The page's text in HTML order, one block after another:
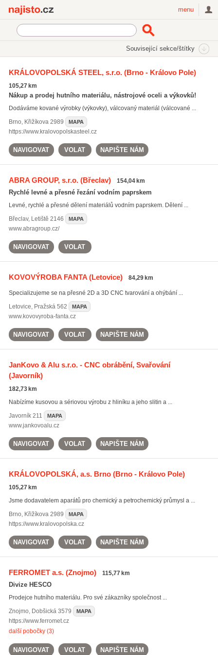
menu
Související sekce/štítky
Najisto.cz dělení kovových materiálů
dělení kovových materiálů
kovové výrobky(589)
KRÁLOVOPOLSKÁ STEEL, s.r.o.(Brno - Královo Pole)
105,27 km
Nákup a prodej hutního materiálu, nástrojové oceli a výkovků!
Dodáváme kované výrobky (výkovky), válcovaný materiál (válcované ...
Brno, Křižíkova 2989 MAPA
https://www.kralovopolskasteel.cz
NAVIGOVAT VOLAT NAPIŠTE NÁM
ABRA GROUP, s.r.o.(Břeclav) 154,04 km
Rychlé levné a přesné řezání vodním paprskem
Levné, rychlé a přesné dělení materiálů vodním paprskem. Dělení ...
Břeclav, Letiště 2146 MAPA
www.abragroup.cz/
NAVIGOVAT VOLAT
KOVOVÝROBA FANTA(Letovice) 84,29 km
Specializujeme se na přesné 2D a 3D CNC tvarování a ohýbání ...
Letovice, Pražská 562 MAPA
www.kovovyroba-fanta.cz
NAVIGOVAT VOLAT NAPIŠTE NÁM
JanKovo & Alu s.r.o. - CNC obrábění, Svařování
(Javorník)
182,73 km
Nabízíme kusovou a sériovou výrobu z hliníku a jeho slitin a ...
Javorník211 MAPA
www.jankovoalu.cz
NAVIGOVAT VOLAT NAPIŠTE NÁM
KRÁLOVOPOLSKÁ, a.s. Brno(Brno - Královo Pole)
105,27 km
Jsme dodavatelem aparátů pro chemický a petrochemický průmysl a ...
Brno, Křižíkova 2989 MAPA
https://www.kralovopolska.cz
NAVIGOVAT VOLAT NAPIŠTE NÁM
FERROMET a.s.(Znojmo) 115,77 km
Divize HESCO
Prodejce hutního materiálu. Pro své zákazníky společnost ...
Znojmo, Dobšická 3579 MAPA
https://www.ferromet.cz
další pobočky (3)
NAVIGOVAT VOLAT NAPIŠTE NÁM